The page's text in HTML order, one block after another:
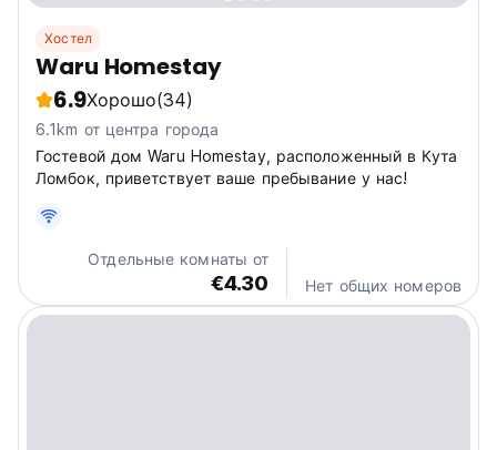
Хостел
Waru Homestay
6.9Хорошо(34)
6.1km от центра города
Гостевой дом Waru Homestay, расположенный в Кута
Ломбок, приветствует ваше пребывание у нас!
Отдельные комнаты от
€4.30 Нет общих номеров